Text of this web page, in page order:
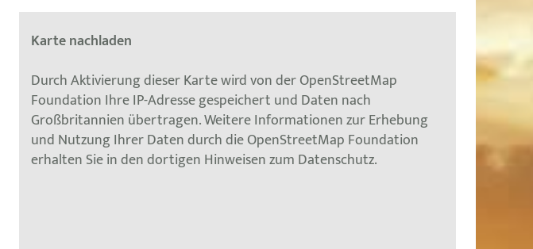
Karte nachladen
Durch Aktivierung dieser Karte wird von der OpenStreetMap
Foundation Ihre IP-Adresse gespeichert und Daten nach
Großbritannien übertragen. Weitere Informationen zur Erhebung
und Nutzung Ihrer Daten durch die OpenStreetMap Foundation
erhalten Sie in den dortigen Hinweisen zum Datenschutz.